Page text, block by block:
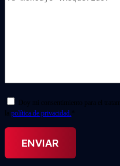
Doy mi consentimiento para el
la política de privacidad. *